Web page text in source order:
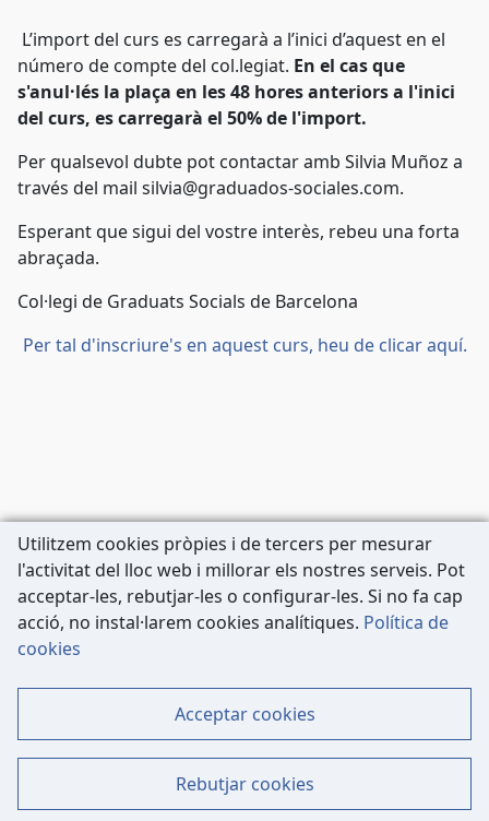
L’import del curs es carregarà a l’inici d’aquest en el
número de compte del col.legiat. En el cas que
s'anul·lés la plaça en les48 hores anteriors a l'inici
del curs, es carregarà el 50% de l'import.
Per qualsevol dubte pot contactar amb Silvia Muñoz a
través del mail silvia@graduados-sociales.com.
Esperant que sigui del vostre interès, rebeu una forta
abraçada.
Col·legi de Graduats Socials de Barcelona
Per tal d'inscriure's en aquest curs, heu de clicar aquí.
Carrer de Còrsega, 227
Tel: 933 63 33 80
Mapa Web
Utilitzem cookies pròpies i de tercers per mesurar
l'activitat del lloc web i millorar els nostres serveis. Pot
acceptar-les, rebutjar-les o configurar-les. Si no fa cap
acció, no instal·larem cookies analítiques. Política de
cookies
Acceptar cookies
Rebutjar cookies